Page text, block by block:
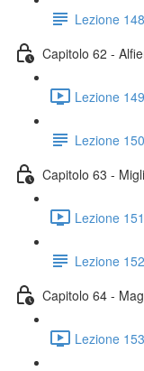
Lezione
Capitolo 62 -
Lezione
Lezione
Capitolo 63 -
Lezione
Lezione
Capitolo 64 -
Lezione